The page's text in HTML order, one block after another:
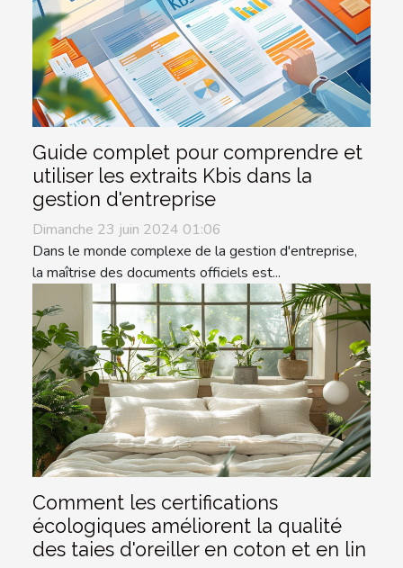
Guide complet pour comprendre et
utiliser les extraits Kbis dans la
gestion d'entreprise
Dimanche 23 juin 2024 01:06
Dans le monde complexe de la gestion d'entreprise,
la maîtrise des documents officiels est...
Comment les certifications
écologiques améliorent la qualité
des taies d'oreiller en coton et en lin